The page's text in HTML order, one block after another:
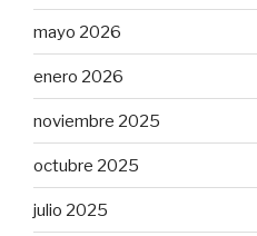
mayo 2026
enero 2026
noviembre 2025
octubre 2025
julio 2025